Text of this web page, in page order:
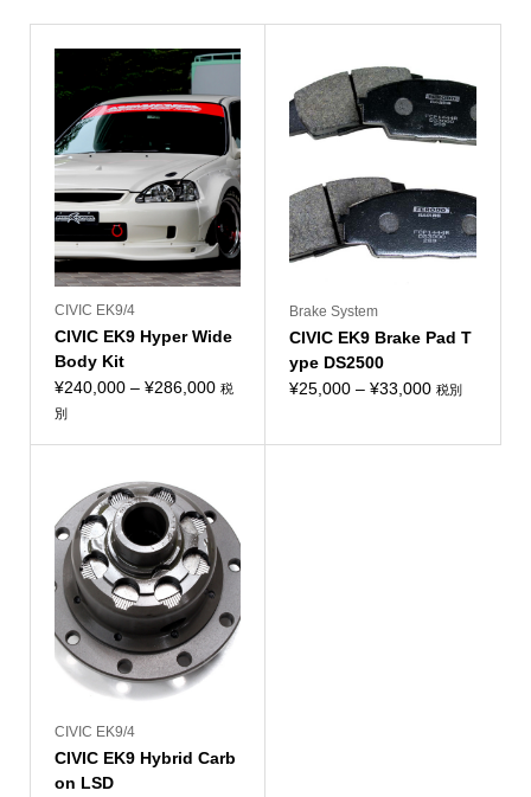
CIVIC EK9/4
CIVIC EK9 Hyper Wide
Body Kit
¥240,000 – ¥286,000価
¥286,000
税
別
Brake System
CIVIC EK9 Brake Pad T
ype DS2500
¥25,000 – ¥33,000価税別
CIVIC EK9/4
CIVIC EK9 Hybrid Carb
on LSD